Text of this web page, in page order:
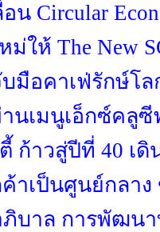
น Circular
ให้ The New
มือคาเฟ่รักษ์โ
นเมนูเอ็กซ์คลูซี
ก้าวสู่ปีที่ 40 เดิ
าเป็นศูนย์กลา
ภิบาล การพัฒน